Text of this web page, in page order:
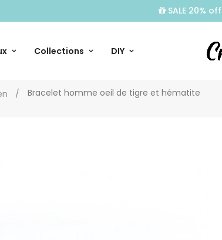
SALE 20%
Collections DIY
Bracelet homme oeil de tigre et hématite